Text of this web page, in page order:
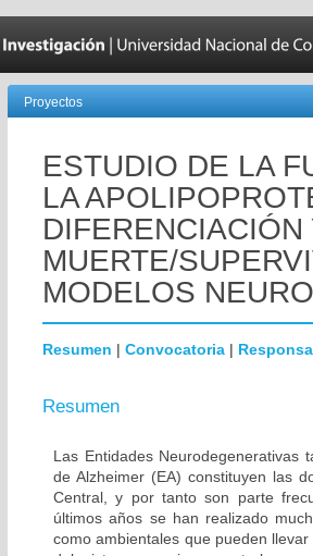
Proyectos
ESTUDIO DE LA
LA
MUERTE/
MODELOS
Resumen | Convocatoria |
Resumen
Las Entidades Neurodegenerativas
de Alzheimer (EA) constituyen las
Central, y por tanto son parte
últimos años se han realizado
como ambientales que pueden